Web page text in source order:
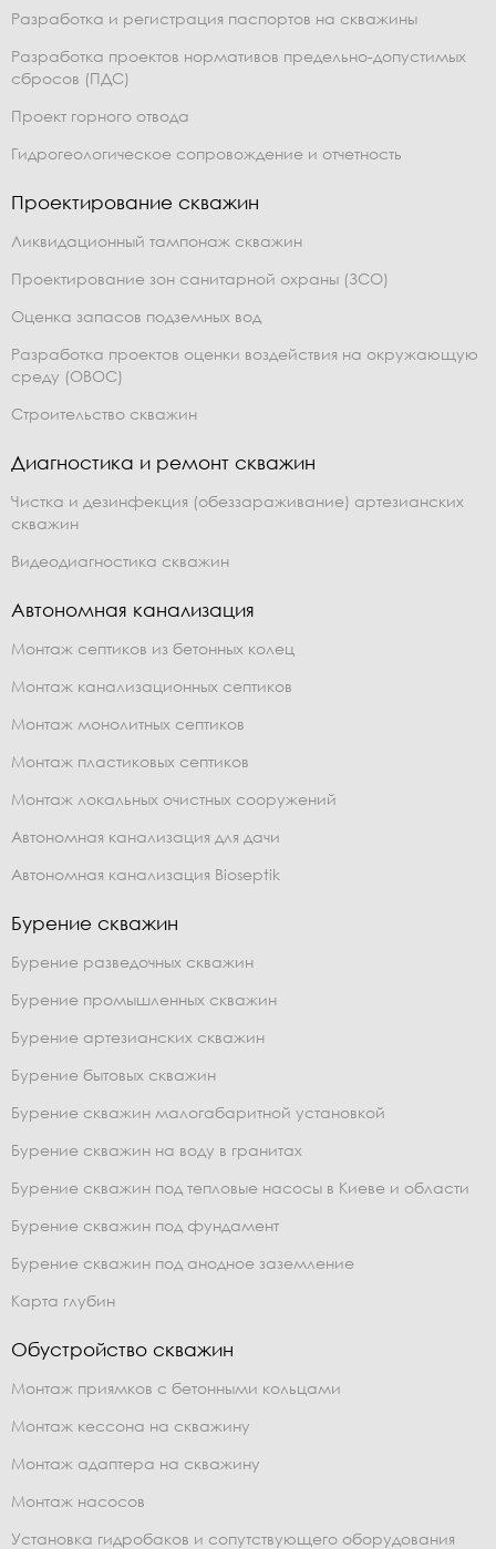
Разработка и регистрация паспортов на скважины
Разработка проектов нормативов предельно-допустимых
сбросов (ПДС)
Проект горного отвода
Гидрогеологическое сопровождение и отчетность
Проектирование скважин
Ликвидационный тампонаж скважин
Проектирование зон санитарной охраны (ЗСО)
Оценка запасов подземных вод
Разработка проектов оценки воздействия на окружающую
среду (ОВОС)
Строительство скважин
Диагностика и ремонт скважин
Чистка и дезинфекция (обеззараживание) артезианских
скважин
Видеодиагностика скважин
Автономная канализация
Монтаж септиков из бетонных колец
Монтаж канализационных септиков
Монтаж монолитных септиков
Монтаж пластиковых септиков
Монтаж локальных очистных сооружений
Автономная канализация для дачи
Автономная канализация Bioseptik
Бурение скважин
Бурение разведочных скважин
Бурение промышленных скважин
Бурение артезианских скважин
Бурение бытовых скважин
Бурение скважин малогабаритной установкой
Бурение скважин на воду в гранитах
Бурение скважин под тепловые насосы в Киеве и области
Бурение скважин под фундамент
Бурение скважин под анодное заземление
Карта глубин
Обустройство скважин
Монтаж приямков с бетонными кольцами
Монтаж кессона на скважину
Монтаж адаптера на скважину
Монтаж насосов
Установка гидробаков и сопутствующего оборудования